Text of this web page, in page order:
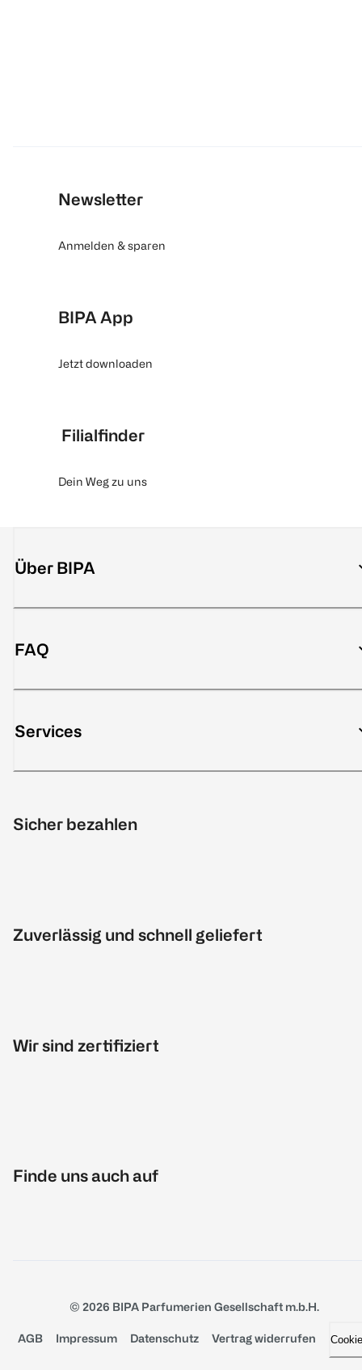
Newsletter
Anmelden & sparen
BIPA App
Jetzt downloaden
Filialfinder
Dein Weg zu uns
Über BIPA
FAQ
Services
Sicher bezahlen
Zuverlässig und schnell geliefert
Wir sind zertifiziert
Finde uns auch auf
© 2026 BIPA Parfumerien Gesellschaft m.b.H.
AGB Impressum Datenschutz Vertrag widerrufen